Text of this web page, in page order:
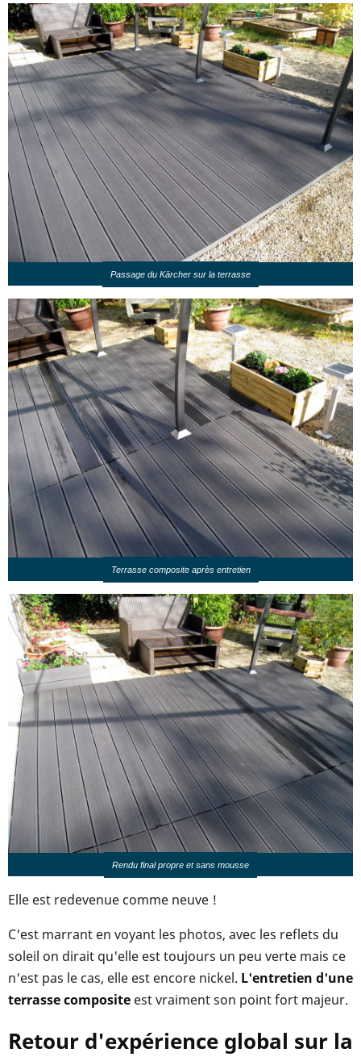
Passage du Kärcher sur la terrasse
Terrasse composite après entretien
Rendu final propre et sans mousse
Elle est redevenue comme neuve !
C'est marrant en voyant les photos, avec les reflets du
soleil on dirait qu'elle est toujours un peu verte mais ce
n'est pas le cas, elle est encore nickel. L'entretien d'une
terrasse composite est vraiment son point fort majeur.
Retour d'expérience global sur la